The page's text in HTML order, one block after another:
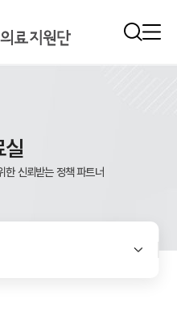
실
한 신뢰받는 정책 파트너